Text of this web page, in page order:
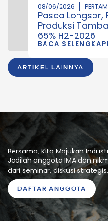
ARTIKEL LAINNYA
08/06/2026
Pasca Longsor,
Produksi
65% H2-2026
BACA
Bersama, Kita Majukan
Jadilah anggota IMA dan
dari seminar, diskusi
DAFTAR ANGGOTA